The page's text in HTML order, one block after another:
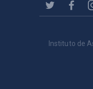
Instituto de